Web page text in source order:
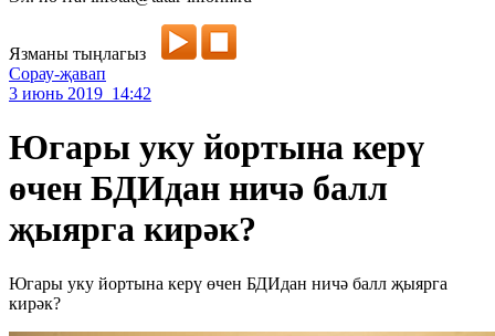
Язманы тыңлагыз
Сорау-җавап
3 июнь 2019 14:42
Югары уку йортына керү
өчен БДИдан ничә балл
җыярга кирәк?
Югары уку йортына керү өчен БДИдан ничә балл җыярга
кирәк?